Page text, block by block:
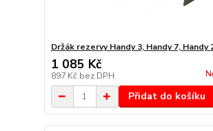
Držák rezervy Handy 3, Handy 7, Handy
1 085 Kč
897 Kč bez DPH
Přidat do košíku